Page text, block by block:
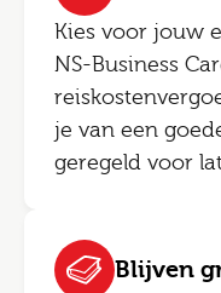
Kies voor jouw
NS-Business
je van een
geregeld voor
Blijven